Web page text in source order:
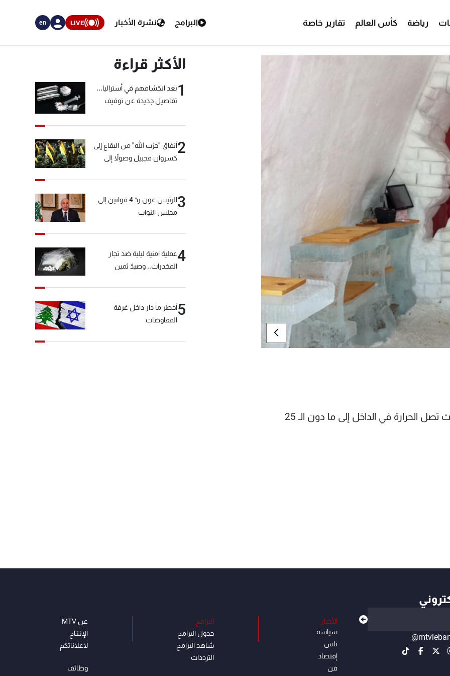
رياضة كأس العالم تقارير خاصة البرامج نشرة الأخبار LIVE
en
انها صور لفندق من الجليد في مونتريال - كندا حيث تصل الحرارة في الداخل إلى ما دون الـ 25
الأكثر قراءة
1بعد انكشافهم في أستراليا...
تفاصيل جديدة عن توقيف
2أنفاق "حزب الله" من البقاع إلى
كسروان فجبيل وصولاً إلى
3
الرئيس عون ردّ 4 قوانين إلى
مجلس النواب
4عملية امنية ليلية ضد تجار
المخدرات.. وصيدٌ ثمين
5أخطر ما دار داخل غرفة
المفاوضات
الأخبار
سياسة
ناس
إقتصاد
فن
البرامج
جدول البرامج
شاهد البرامج
الترددات
عن MTV
الإنـتـاج
لاعلاناتكم
وظائف